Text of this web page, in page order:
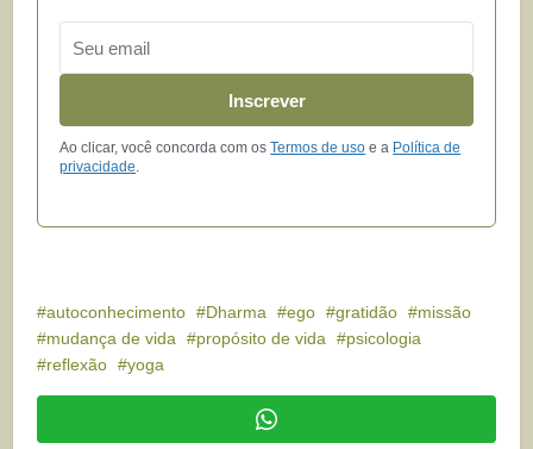
Inscrever
Ao clicar, você concorda com osTermos de uso e a Política de
privacidade.
autoconhecimento Dharma ego gratidão
missão
mudança de vida
propósito de vida
psicologia
reflexão
yoga